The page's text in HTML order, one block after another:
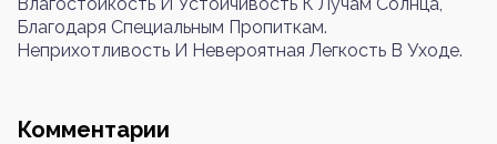
Благодаря Специальным Пропиткам.
Неприхотливость И Невероятная Легкость В Уходе.
Комментарии